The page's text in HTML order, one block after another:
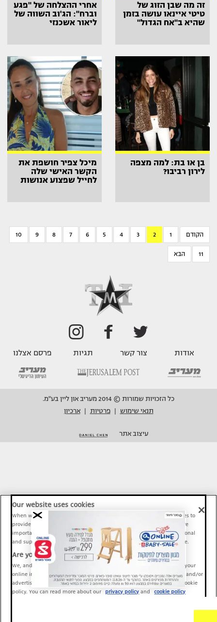
זה מה שבן הזוג של
טיטי איינאו עושה בזמן
שהיא ב"אח הגדול"
אחרי ההצלחה של "פגע
וברח": הג'וב השווה של
ליאור אשכנזי
בן או בת: למה מצפה
לירון רביבו?
מיכל צפיר חושפת את
הקשר האישי שלה
לחייל שפצוע אנושות
הקודם 1
2
3
4
5
6
7
8
9
10
11 הבא
אודות צור קשר תגיות פרסם אצלנו
כל הזכויות שמורות © 2014 מעריב און ליין בע"מ.
תנאי שימוש
פרטיות ארכיון
עיצוב אתר
Our website uses cookies
When we provide Maariv, TMI and Sport1 content online, we use cookies to
provide social media features and to analyze our traffic. These tools are
important and necessary for our website functionality. Others are optional
and support Maariv, TMI and Sport1 activity and your online experience.
Are you happy to accept cookies?
We, and our partners, use information about your use of our site and your
online interactions to improve our services and to personalize content and/or
advertising for you. You can read more about our privacy policy and cookie
policy. You can read more about our
privacy policy and cookie policy